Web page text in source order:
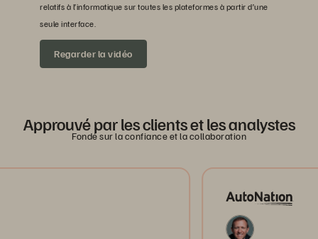
relatifs à l’informatique sur toutes les plateformes à partir d’une
seule interface.
Regarder la vidéo
Approuvé par les clients et les analystes
Fondé sur la confiance et la collaboration